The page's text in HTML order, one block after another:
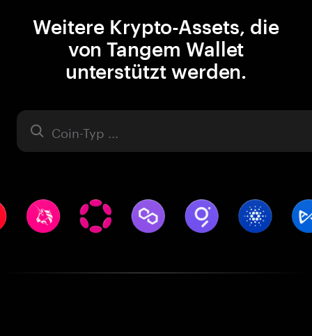
Weitere Krypto-Assets, die
von Tangem Wallet
unterstützt werden.
Asset